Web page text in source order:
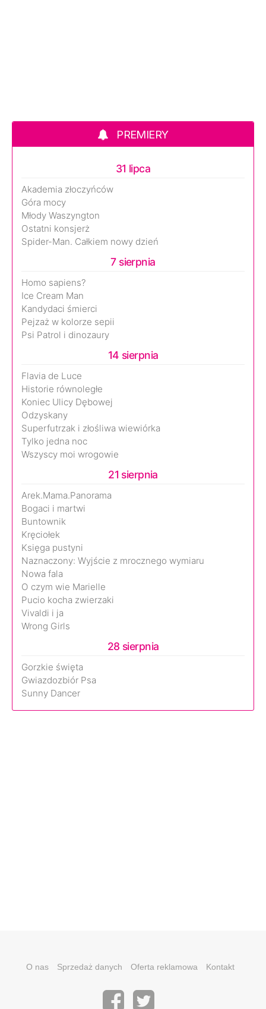
PREMIERY
31 lipca
Akademia złoczyńców
Góra mocy
Młody Waszyngton
Ostatni konsjerż
Spider-Man. Całkiem nowy dzień
7 sierpnia
Homo sapiens?
Ice Cream Man
Kandydaci śmierci
Pejzaż w kolorze sepii
Psi Patrol i dinozaury
14 sierpnia
Flavia de Luce
Historie równoległe
Koniec Ulicy Dębowej
Odzyskany
Superfutrzak i złośliwa wiewiórka
Tylko jedna noc
Wszyscy moi wrogowie
21 sierpnia
Arek.Mama.Panorama
Bogaci i martwi
Buntownik
Kręciołek
Księga pustyni
Naznaczony: Wyjście z mrocznego wymiaru
Nowa fala
O czym wie Marielle
Pucio kocha zwierzaki
Vivaldi i ja
Wrong Girls
28 sierpnia
Gorzkie święta
Gwiazdozbiór Psa
Sunny Dancer
O nas Sprzedaż danych Oferta reklamowa Kontakt